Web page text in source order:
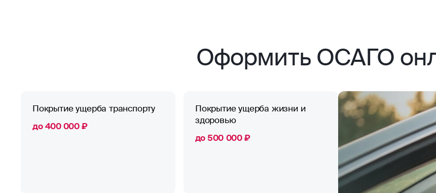
Оформить ОСАГО
Покрытие ущерба транспорту
до 400 000 ₽
Покрытие ущерба жизни и
здоровью
до 500 000 ₽